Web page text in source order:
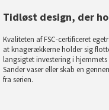
Tidløst design, der
Kvaliteten af FSC-certificeret
at knagerækkerne holder sig
langsigtet investering i
Sander vasereller skab en
fra serien.